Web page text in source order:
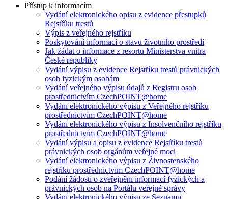
Přístup k informacím
Vydání elektronického opisu z evidence přestupků
Rejstříku trestů
Výpis z veřejného rejstříku
Poskytování informací o stavu životního prostředí
Jak žádat o informace z resortu Ministerstva vnitra
České republiky
Vydání výpisu z evidence Rejstříku trestů právnických
osob fyzickým osobám
Vydání veřejného výpisu údajů z Registru osob
prostřednictvím CzechPOINT@home
Vydání elektronického výpisu z Veřejného rejstříku
prostřednictvím CzechPOINT@home
Vydání elektronického výpisu z Insolvenčního rejstříku
prostřednictvím CzechPOINT@home
Vydání výpisu a opisu z evidence Rejstříku trestů
právnických osob orgánům veřejné moci
Vydání elektronického výpisu z Živnostenského
rejstříku prostřednictvím CzechPOINT@home
Podání žádosti o zveřejnění informací fyzických a
právnických osob na Portálu veřejné správy
Vydání elektronického výpisu ze Seznamu